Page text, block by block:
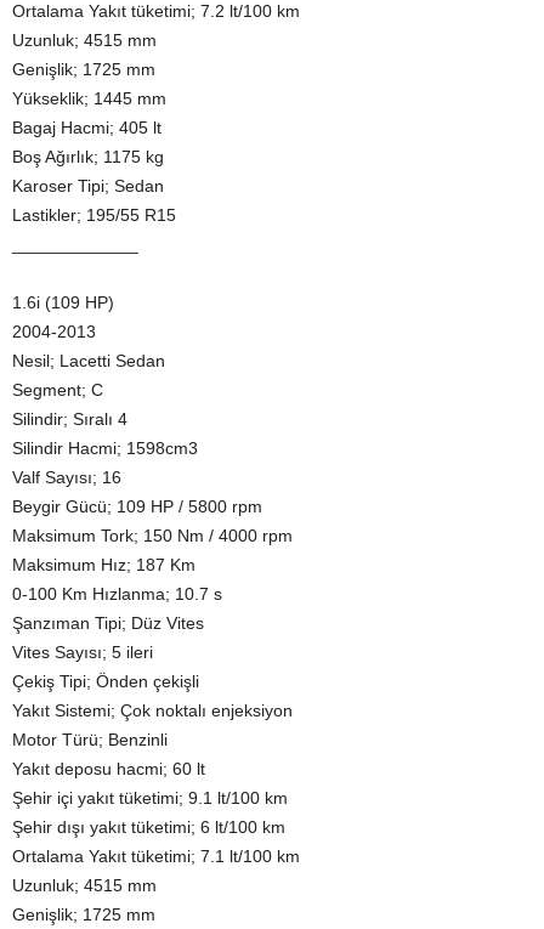
Ortalama Yakıt tüketimi; 7.2 lt/100 km
Uzunluk; 4515 mm
Genişlik; 1725 mm
Yükseklik; 1445 mm
Bagaj Hacmi; 405 lt
Boş Ağırlık; 1175 kg
Karoser Tipi; Sedan
Lastikler; 195/55 R15
1.6i (109 HP)
2004-2013
Nesil; Lacetti Sedan
Segment; C
Silindir; Sıralı 4
Silindir Hacmi; 1598cm3
Valf Sayısı; 16
Beygir Gücü; 109 HP / 5800 rpm
Maksimum Tork; 150 Nm / 4000 rpm
Maksimum Hız; 187 Km
0-100 Km Hızlanma; 10.7 s
Şanzıman Tipi; Düz Vites
Vites Sayısı; 5 ileri
Çekiş Tipi; Önden çekişli
Yakıt Sistemi; Çok noktalı enjeksiyon
Motor Türü; Benzinli
Yakıt deposu hacmi; 60 lt
Şehir içi yakıt tüketimi; 9.1 lt/100 km
Şehir dışı yakıt tüketimi; 6 lt/100 km
Ortalama Yakıt tüketimi; 7.1 lt/100 km
Uzunluk; 4515 mm
Genişlik; 1725 mm